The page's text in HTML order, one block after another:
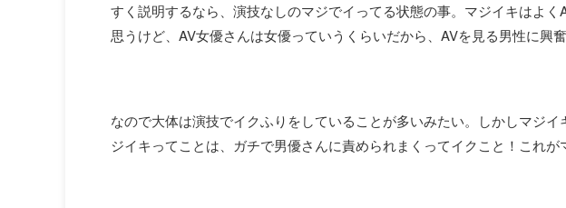
すく説明するなら、演技なしのマジでイってる状態の事。マジイキはよ
思うけど、AV女優さんは女優っていうくらいだから、AVを見る男性に興
なので大体は演技でイクふりをしていることが多いみたい。しかしマジ
ジイキってことは、ガチで男優さんに責められまくってイクこと！これが